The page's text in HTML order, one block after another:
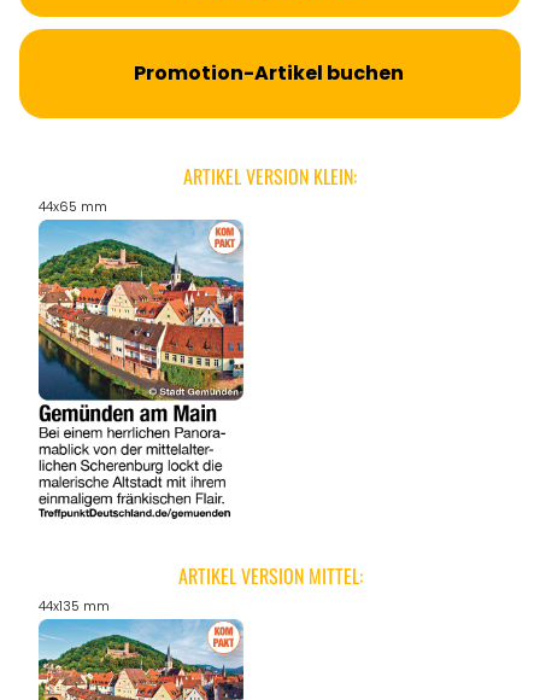
Promotion-Artikel buchen
ARTIKEL VERSION KLEIN:
44x65 mm
ARTIKEL VERSION MITTEL:
44x135 mm